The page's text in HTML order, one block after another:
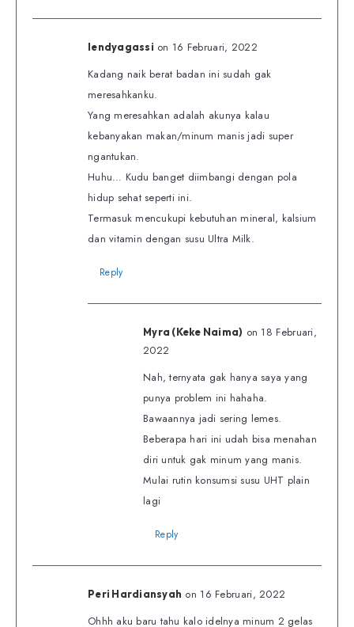
lendyagassi on 16 Februari, 2022
Kadang naik berat badan ini sudah gak
meresahkanku.
Yang meresahkan adalah akunya kalau
kebanyakan makan/minum manis jadi super
ngantukan.
Huhu… Kudu banget diimbangi dengan pola
hidup sehat seperti ini.
Termasuk mencukupi kebutuhan mineral, kalsium
dan vitamin dengan susu Ultra Milk.
Reply
Myra (Keke Naima) on 18 Februari,
2022
Nah, ternyata gak hanya saya yang
punya problem ini hahaha.
Bawaannya jadi sering lemes.
Beberapa hari ini udah bisa menahan
diri untuk gak minum yang manis.
Mulai rutin konsumsi susu UHT plain
lagi
Reply
Peri Hardiansyah on 16 Februari, 2022
Ohhh aku baru tahu kalo idelnya minum 2 gelas